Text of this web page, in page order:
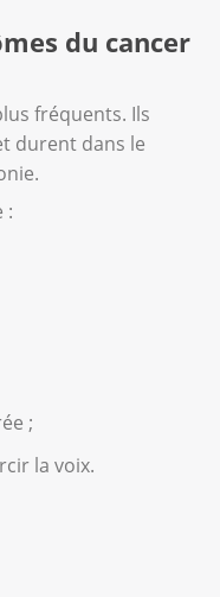
du cancer
fréquents. Ils
durent dans le
:
;
la voix.